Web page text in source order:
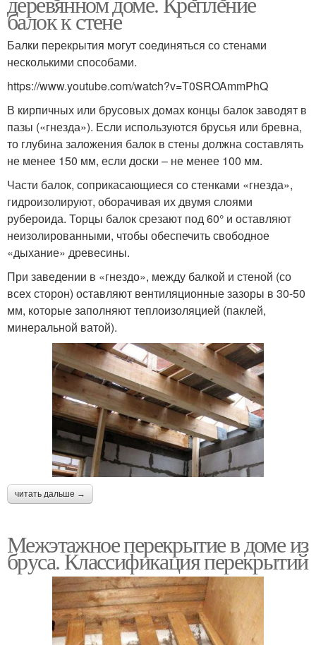
балок к стене
Балки перекрытия могут соединяться со стенами
несколькими способами.
https://www.youtube.com/watch?v=T0SROAmmPhQ
В кирпичных или брусовых домах концы балок заводят в
пазы («гнезда»). Если используются брусья или бревна,
то глубина заложения балок в стены должна составлять
не менее 150 мм, если доски – не менее 100 мм.
Части балок, соприкасающиеся со стенками «гнезда»,
гидроизолируют, оборачивая их двумя слоями
рубероида. Торцы балок срезают под 60° и оставляют
неизолированными, чтобы обеспечить свободное
«дыхание» древесины.
При заведении в «гнездо», между балкой и стеной (со
всех сторон) оставляют вентиляционные зазоры в 30-50
мм, которые заполняют теплоизоляцией (паклей,
минеральной ватой).
читать дальше →
Межэтажное перекрытие в доме из
бруса. Классификация перекрытий